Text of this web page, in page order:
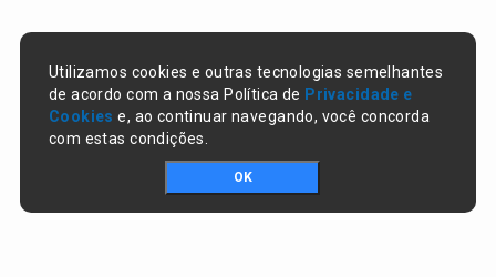
Utilizamos cookies e outras tecnologias semelhantes
de acordo com a nossa Política de Privacidade e
Cookies e, ao continuar navegando, você concorda
com estas condições.
OK